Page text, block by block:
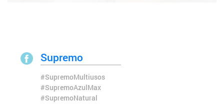
Supremo
#SupremoMultiusos
#SupremoAzulMax
#SupremoNatural